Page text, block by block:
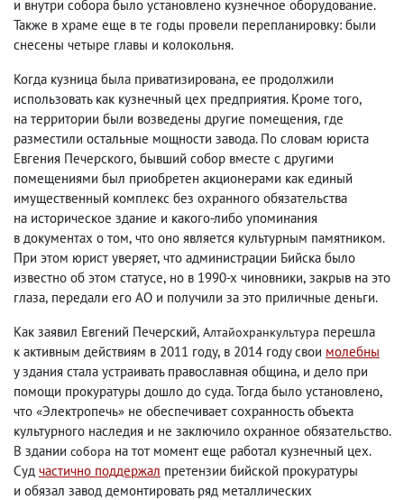
и внутри собора было установлено кузнечное оборудование.
Также в храме еще в те годы провели перепланировку: были
снесены четыре главы и колокольня.
Когда кузница была приватизирована, ее продолжили
использовать как кузнечный цех предприятия. Кроме того,
на территории были возведены другие помещения, где
разместили остальные мощности завода. По словам юриста
Евгения Печерского, бывший собор вместе с другими
помещениями был приобретен акционерами как единый
имущественный комплекс без охранного обязательства
на историческое здание и какого-либо упоминания
в документах о том, что оно является культурным памятником.
При этом юрист уверяет, что администрации Бийска было
известно об этом статусе, но в 1990-х чиновники, закрыв на это
глаза, передали его АО и получили за это приличные деньги.
Как заявил Евгений Печерский, Алтайохранкультура перешла
к активным действиям в 2011 году, в 2014 году свои молебны
у здания стала устраивать православная община, и дело при
помощи прокуратуры дошло до суда. Тогда было установлено,
что «Электропечь» не обеспечивает сохранность объекта
культурного наследия и не заключило охранное обязательство.
В здании собора на тот момент еще работал кузнечный цех.
Суд частично поддержал претензии бийской прокуратуры
и обязал завод демонтировать ряд металлических